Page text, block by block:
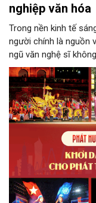
nghiệp văn hóa
Trong nền kinh tế
người chính là nguồn
ngũ văn nghệ sĩ
mà còn giữ vai trò
phẩm công nghiệp
điều kiện để nguồn
để Hà Nội khai thác
lực cạnh tranh và
trong kỷ nguyên mới.